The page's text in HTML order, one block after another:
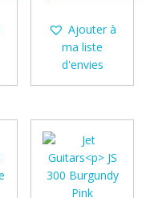
Ajouter à
ma liste
d'envies